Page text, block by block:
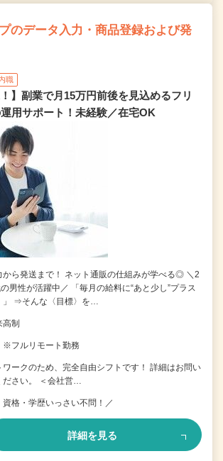
のデータ入力・商品登録および発
職
！】副業で月15万円前後を見込めるフリ
用サポート！未経験／在宅OK
から発送まで！ ネット通販の仕組みが学べる◎ ＼2
男性が活躍中／ 「毎月の給料に“あと少し”プラス
」 ⇒そんな〈目標〉を…
制
フルリモート勤務
ワークのため、完全自由シフトです！ 詳細はお問い
ださい。 ＜会社営…
資格・学歴いっさい不問！／
詳細を見る